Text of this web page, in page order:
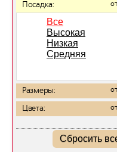
Посадка:
Все
Высокая
Низкая
Средняя
Размеры:
Цвета:
Сбросить